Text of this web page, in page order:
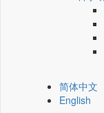
简体中文
English